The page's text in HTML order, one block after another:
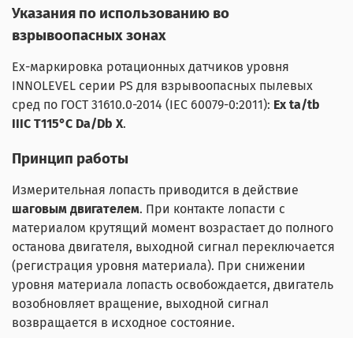
Указания по использованию во
взрывоопасных зонах
Ех-маркировка ротационных датчиков уровня
INNOLEVEL серии PS для взрывоопасных пылевых
сред по ГОСТ 31610.0-2014 (IEC 60079-0:2011): Ex ta/tb
IIIC Т115°C Da/Db X.
Принцип работы
Измерительная лопасть приводится в действие
шаговым двигателем. При контакте лопасти с
материалом крутящий момент возрастает до полного
останова двигателя, выходной сигнал переключается
(регистрация уровня материала). При снижении
уровня материала лопасть освобождается, двигатель
возобновляет вращение, выходной сигнал
возвращается в исходное состояние.